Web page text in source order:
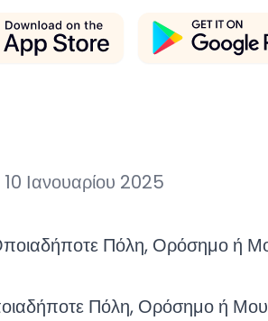
10 Ιανουαρίου 2025
Πόλη, Ορόσημο ή